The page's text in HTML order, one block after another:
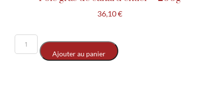
36,10€
Ajouter au panier